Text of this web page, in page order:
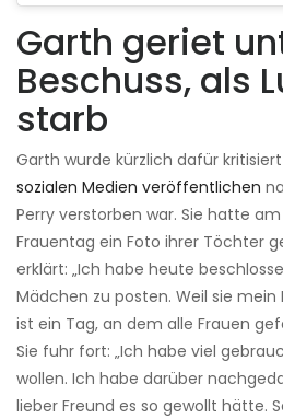
Garth geriet
Beschuss, als
starb
Garth wurde kürzlich dafür kritisiert
sozialen Medien veröffentlichen
Perry verstorben war. Sie hatte
Frauentag ein Foto ihrer Töchter
erklärt: „Ich habe heute
Mädchen zu posten. Weil sie mein
ist ein Tag, an dem alle Frauen
Sie fuhr fort: „Ich habe viel
wollen. Ich habe darüber
lieber Freund es so gewollt hätte.